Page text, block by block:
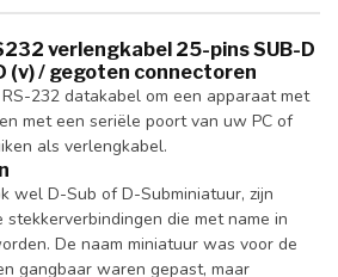
verlengkabel 25-pins SUB-D
(v) / gegoten connectoren
232 datakabel om een apparaat met
met een seriële poort van uw PC of
als verlengkabel.
wel D-Sub of D-Subminiatuur, zijn
stekkerverbindingen die met name in
De naam miniatuur was voor de
gangbaar waren gepast, maar